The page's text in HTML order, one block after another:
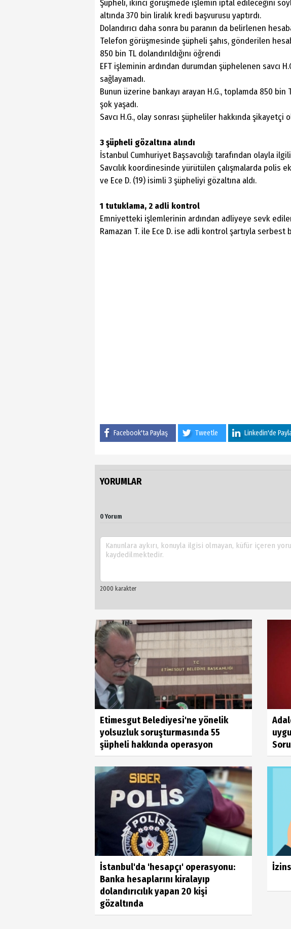
Şüpheli, ikinci görüşmede işlemin iptal edileceğini
altında 370 bin liralık kredi başvurusu yaptırdı.
Dolandırıcı daha sonra bu paranın da belirlenen
Telefon görüşmesinde şüpheli şahıs, gönderilen
850 bin TL dolandırıldığını öğrendi
EFT işleminin ardından durumdan şüphelenen savcı
sağlayamadı.
Bunun üzerine bankayı arayan H.G., toplamda 850 bin
şok yaşadı.
Savcı H.G., olay sonrası şüpheliler hakkında şikayetçi
3 şüpheli gözaltına alındı
İstanbul Cumhuriyet Başsavcılığı tarafından olayla
Savcılık koordinesinde yürütülen çalışmalarda polis
ve Ece D. (19) isimli 3 şüpheliyi gözaltına aldı.
1 tutuklama, 2 adli kontrol
Emniyetteki işlemlerinin ardından adliyeye sevk
Ramazan T. ile Ece D. ise adli kontrol şartıyla serbest
Facebook'ta Paylaş Tweetle Linkedin'de
YORUMLAR
0 Yorum
Etimesgut Belediyesi'ne yönelik
yolsuzluk soruşturmasında 55
şüpheli hakkında operasyon
İstanbul'da 'hesapçı' operasyonu:
Banka hesaplarını kiralayıp
dolandırıcılık yapan 20 kişi
gözaltında